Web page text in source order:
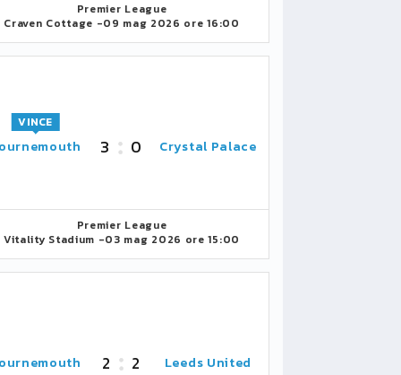
Premier League
Craven Cottage -09 mag 2026 ore 16:00
VINCE
3 0 Crystal Palace
Premier League
Vitality Stadium -03 mag 2026 ore 15:00
2 2 Leeds United